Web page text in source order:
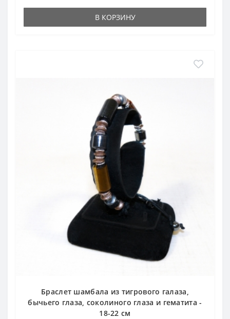
В КОРЗИНУ
Браслет шамбала из тигрового галаза,
бычьего глаза, соколиного глаза и гематита -
18-22 см